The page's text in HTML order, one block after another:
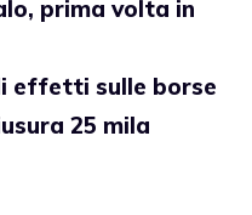
prima volta in
effetti sulle borse
25 mila